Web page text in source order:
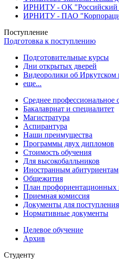
ИРНИТУ - ОК "Российский
ИРНИТУ - ПАО
Поступление
Подготовка к поступлению
Подготовительные курсы
Дни открытых дверей
Видеоролики об Иркутском
еще...
Cреднее профессиональное
Бакалавриат и специалитет
Магистратура
Аспирантура
Наши преимущества
Программы двух дипломов
Стоимость обучения
Для высокобалльников
Иностранным абитуриентам
Общежития
План профориентационных
Приемная комиссия
Документы для поступления
Нормативные документы
Целевое обучение
Архив
Студенту